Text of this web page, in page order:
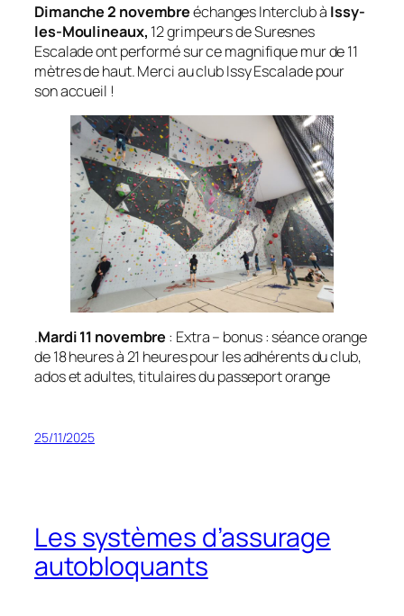
Dimanche 2 novembreéchanges Interclub à Issy-
les-Moulineaux, 12 grimpeurs de Suresnes
Escalade ont performé sur ce magnifique mur de 11
mètres de haut. Merci au club Issy Escalade pour
son accueil !
.Mardi 11 novembre : Extra – bonus : séance orange
de 18 heures à 21 heures pour les adhérents du club,
ados et adultes, titulaires du passeport orange
25/11/2025
Les systèmes d’assurage
autobloquants